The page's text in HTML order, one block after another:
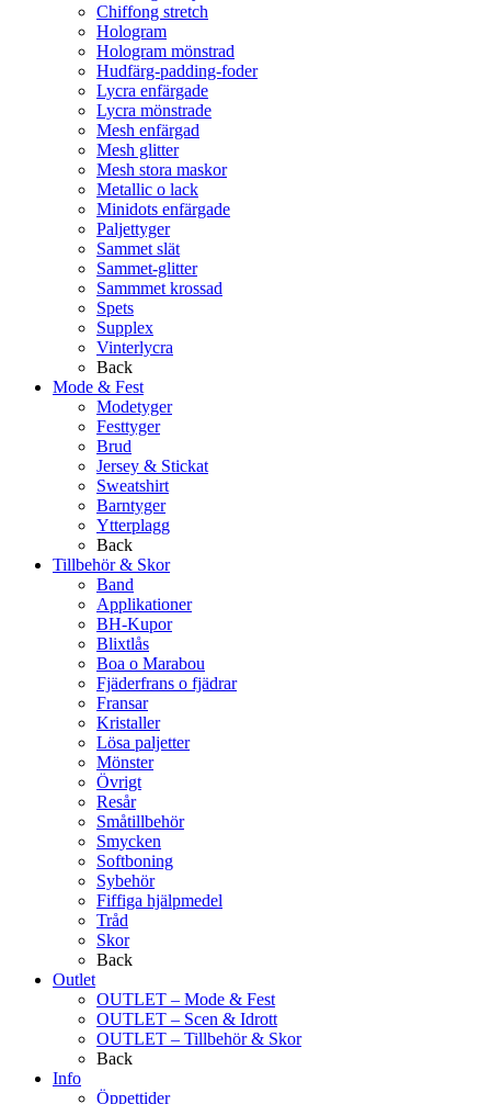
Chiffong stretch
Hologram
Hologram mönstrad
Hudfärg-padding-foder
Lycra enfärgade
Lycra mönstrade
Mesh enfärgad
Mesh glitter
Mesh stora maskor
Metallic o lack
Minidots enfärgade
Paljettyger
Sammet slät
Sammet-glitter
Sammmet krossad
Spets
Supplex
Vinterlycra
Back
Mode & Fest
Modetyger
Festtyger
Brud
Jersey & Stickat
Sweatshirt
Barntyger
Ytterplagg
Back
Tillbehör & Skor
Band
Applikationer
BH-Kupor
Blixtlås
Boa o Marabou
Fjäderfrans o fjädrar
Fransar
Kristaller
Lösa paljetter
Mönster
Övrigt
Resår
Småtillbehör
Smycken
Softboning
Sybehör
Fiffiga hjälpmedel
Tråd
Skor
Back
Outlet
OUTLET – Mode & Fest
OUTLET – Scen & Idrott
OUTLET – Tillbehör & Skor
Back
Info
Öppettider